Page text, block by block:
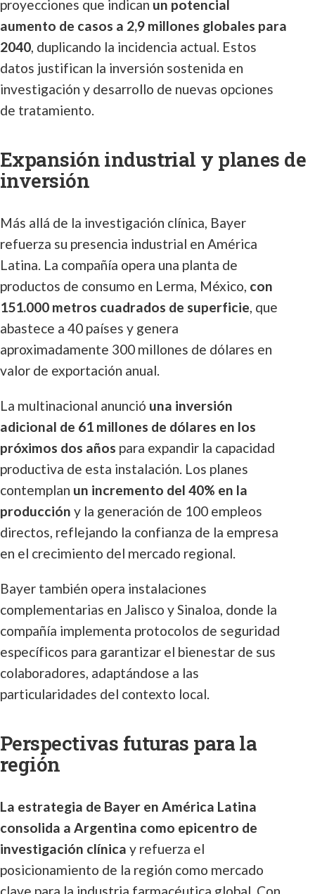
proyecciones que indican un potencial
aumento de casos a 2,9 millones globales para
2040, duplicando la incidencia actual. Estos
datos justifican la inversión sostenida en
investigación y desarrollo de nuevas opciones
de tratamiento.
Expansión industrial y planes de
inversión
Más allá de la investigación clínica, Bayer
refuerza su presencia industrial en América
Latina. La compañía opera una planta de
productos de consumo en Lerma, México, con
151.000 metros cuadrados de superficie, que
abastece a 40 países y genera
aproximadamente 300 millones de dólares en
valor de exportación anual.
La multinacional anunció una inversión
adicional de 61 millones de dólares en los
próximos dos años para expandir la capacidad
productiva de esta instalación. Los planes
contemplan un incremento del 40% en la
producción y la generación de 100 empleos
directos, reflejando la confianza de la empresa
en el crecimiento del mercado regional.
Bayer también opera instalaciones
complementarias en Jalisco y Sinaloa, donde la
compañía implementa protocolos de seguridad
específicos para garantizar el bienestar de sus
colaboradores, adaptándose a las
particularidades del contexto local.
Perspectivas futuras para la
región
La estrategia de Bayer en América Latina
consolida a Argentina como epicentro de
investigación clínica y refuerza el
posicionamiento de la región como mercado